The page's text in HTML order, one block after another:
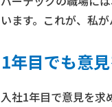
います。これが、私
1年目でも意
入社1年目で意見を求